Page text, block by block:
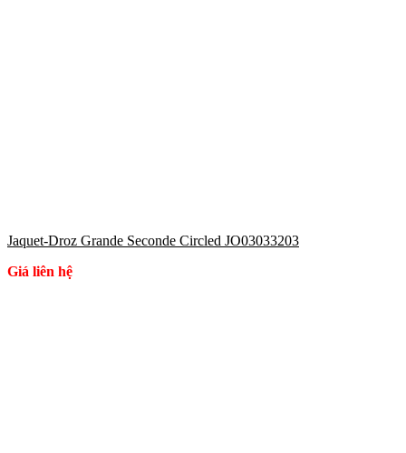
Jaquet-Droz Grande Seconde Circled JO03033203
Giá liên hệ